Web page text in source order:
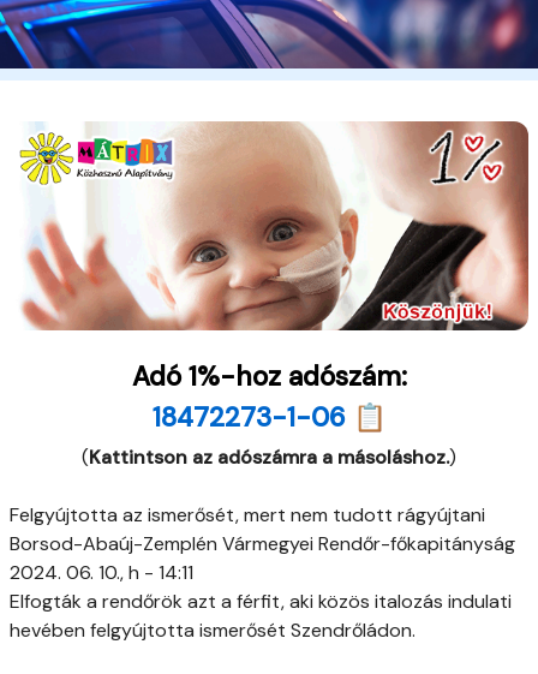
Adó 1%-hoz adószám:
18472273-1-06 📋
(Kattintson az adószámra a másoláshoz.)
Felgyújtotta az ismerősét, mert nem tudott rágyújtani
Borsod-Abaúj-Zemplén Vármegyei Rendőr-főkapitányság
2024. 06. 10., h - 14:11
Elfogták a rendőrök azt a férfit, aki közös italozás indulati
hevében felgyújtotta ismerősét Szendrőládon.